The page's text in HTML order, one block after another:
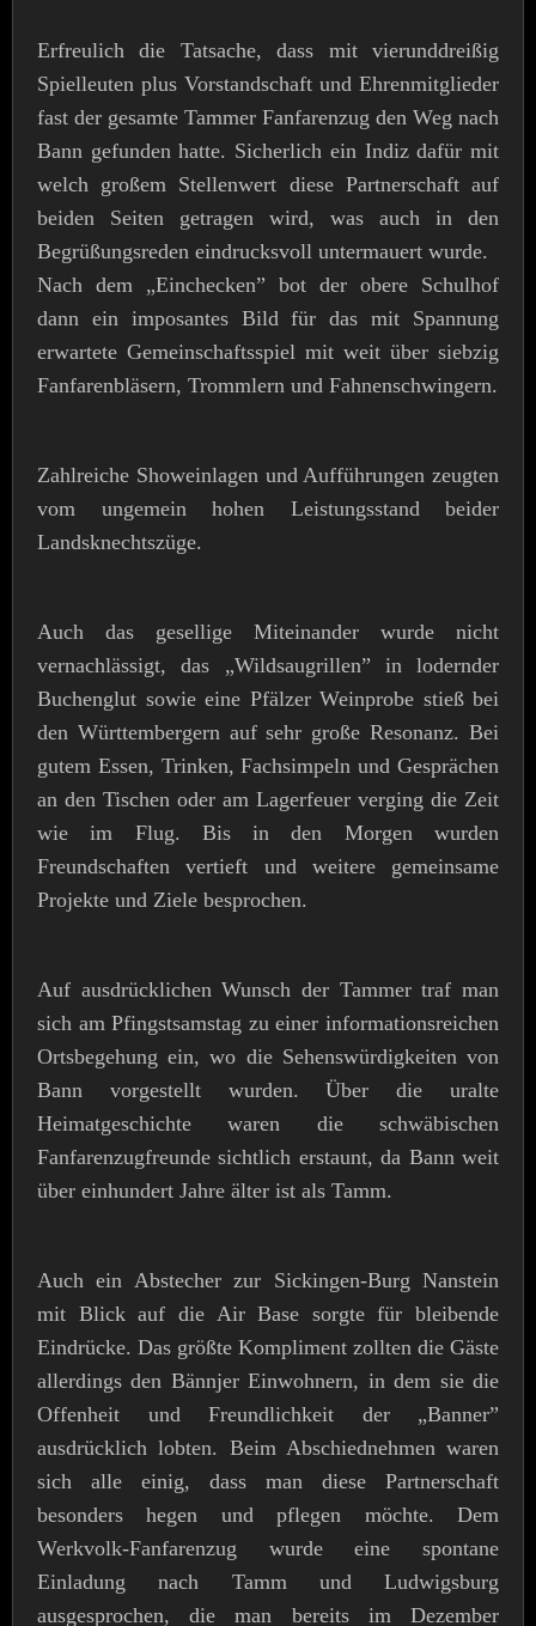
Erfreulich die Tatsache, dass mit vierunddreißig
Spielleuten plus Vorstandschaft und Ehrenmitglieder
fast der gesamte Tammer Fanfarenzug den Weg nach
Bann gefunden hatte. Sicherlich ein Indiz dafür mit
welch großem Stellenwert diese Partnerschaft auf
beiden Seiten getragen wird, was auch in den
Begrüßungsreden eindrucksvoll untermauert wurde.
Nach dem „Einchecken” bot der obere Schulhof
dann ein imposantes Bild für das mit Spannung
erwartete Gemeinschaftsspiel mit weit über siebzig
Fanfarenbläsern, Trommlern und Fahnenschwingern.
Zahlreiche Showeinlagen und Aufführungen zeugten
vom ungemein hohen Leistungsstand beider
Landsknechtszüge.
Auch das gesellige Miteinander wurde nicht
vernachlässigt, das „Wildsaugrillen” in lodernder
Buchenglut sowie eine Pfälzer Weinprobe stieß bei
den Württembergern auf sehr große Resonanz. Bei
gutem Essen, Trinken, Fachsimpeln und Gesprächen
an den Tischen oder am Lagerfeuer verging die Zeit
wie im Flug. Bis in den Morgen wurden
Freundschaften vertieft und weitere gemeinsame
Projekte und Ziele besprochen.
Auf ausdrücklichen Wunsch der Tammer traf man
sich am Pfingstsamstag zu einer informationsreichen
Ortsbegehung ein, wo die Sehenswürdigkeiten von
Bann vorgestellt wurden. Über die uralte
Heimatgeschichte waren die schwäbischen
Fanfarenzugfreunde sichtlich erstaunt, da Bann weit
über einhundert Jahre älter ist als Tamm.
Auch ein Abstecher zur Sickingen-Burg Nanstein
mit Blick auf die Air Base sorgte für bleibende
Eindrücke. Das größte Kompliment zollten die Gäste
allerdings den Bännjer Einwohnern, in dem sie die
Offenheit und Freundlichkeit der „Banner”
ausdrücklich lobten. Beim Abschiednehmen waren
sich alle einig, dass man diese Partnerschaft
besonders hegen und pflegen möchte. Dem
Werkvolk-Fanfarenzug wurde eine spontane
Einladung nach Tamm und Ludwigsburg
ausgesprochen, die man bereits im Dezember